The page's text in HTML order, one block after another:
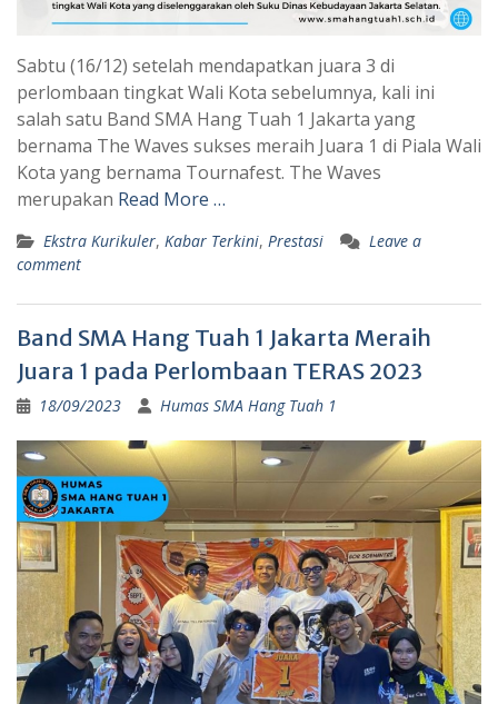
Sabtu (16/12) setelah mendapatkan juara 3 di
perlombaan tingkat Wali Kota sebelumnya, kali ini
salah satu Band SMA Hang Tuah 1 Jakarta yang
bernama The Waves sukses meraih Juara 1 di Piala Wali
Kota yang bernama Tournafest. The Waves
merupakan Read More …
Ekstra Kurikuler, Kabar Terkini, Prestasi
Leave a
comment
Band SMA Hang Tuah 1 Jakarta Meraih
Juara 1 pada Perlombaan TERAS 2023
18/09/2023 Humas SMA Hang Tuah 1